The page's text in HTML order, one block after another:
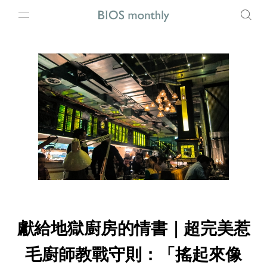
獻給地獄廚房的情書｜超完美惹
毛廚師教戰守則：「搖起來像